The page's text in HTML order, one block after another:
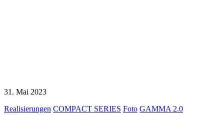
31. Mai 2023
Realisierungen COMPACT SERIES Foto GAMMA 2.0